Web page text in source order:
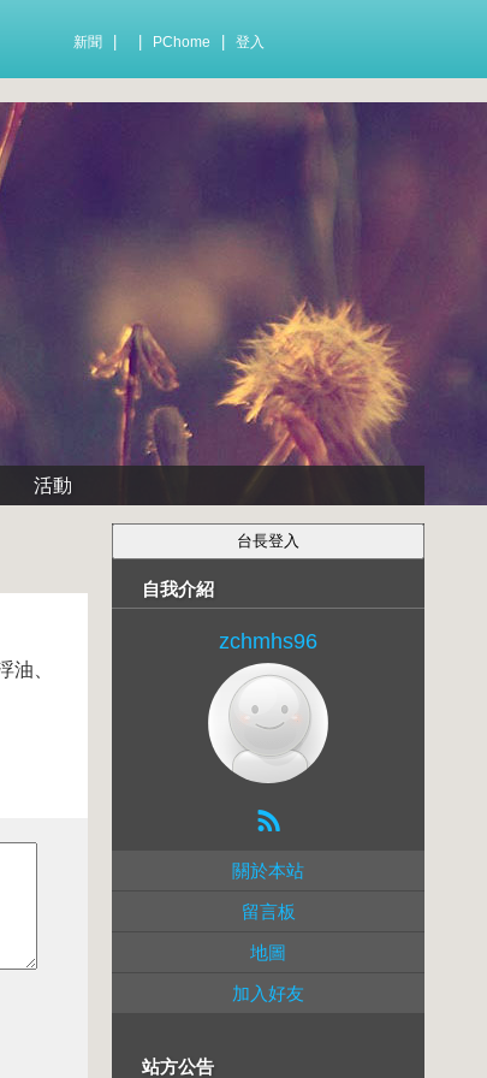
新聞 PChome 登入
活動
油、
自我介紹
zchmhs96
關於本站
留言板
地圖
加入好友
站方公告